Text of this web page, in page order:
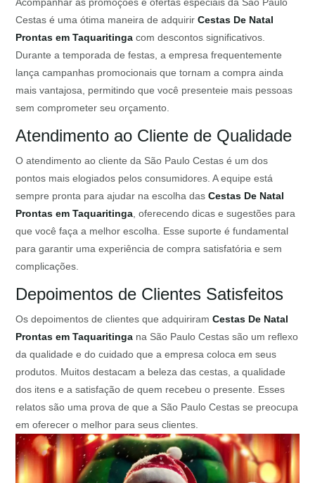
Cestas é uma ótima maneira de adquirirCestas De Natal
Prontas em Taquaritinga com descontos significativos.
Durante a temporada de festas, a empresa frequentemente
lança campanhas promocionais que tornam a compra ainda
mais vantajosa, permitindo que você presenteie mais pessoas
sem comprometer seu orçamento.
Atendimento ao Cliente de Qualidade
O atendimento ao cliente da São Paulo Cestas é um dos
pontos mais elogiados pelos consumidores. A equipe está
sempre pronta para ajudar na escolha dasCestas De Natal
Prontas em Taquaritinga , oferecendo dicas e sugestões para
que você faça a melhor escolha. Esse suporte é fundamental
para garantir uma experiência de compra satisfatória e sem
complicações.
Depoimentos de Clientes Satisfeitos
Os depoimentos de clientes que adquiriramCestas De Natal
Prontas em Taquaritinga na São Paulo Cestas são um reflexo
da qualidade e do cuidado que a empresa coloca em seus
produtos. Muitos destacam a beleza das cestas, a qualidade
dos itens e a satisfação de quem recebeu o presente. Esses
relatos são uma prova de que a São Paulo Cestas se preocupa
em oferecer o melhor para seus clientes.